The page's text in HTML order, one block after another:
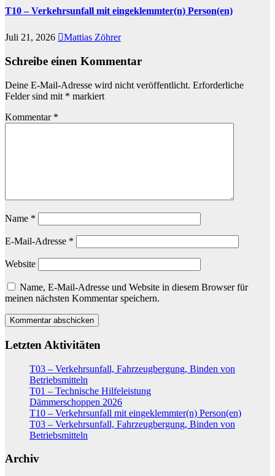
T10 – Verkehrsunfall mit eingeklemmter(n) Person(en)
Juli 21, 2026 Mattias Zöhrer
Schreibe einen Kommentar
Deine E-Mail-Adresse wird nicht veröffentlicht. Erforderliche
Felder sind mit * markiert
Kommentar *
Name *
E-Mail-Adresse *
Website
Name, E-Mail-Adresse und Website in diesem Browser für
meinen nächsten Kommentar speichern.
Letzten Aktivitäten
T03 – Verkehrsunfall, Fahrzeugbergung, Binden von
Betriebsmitteln
T01 – Technische Hilfeleistung
Dämmerschoppen 2026
T10 – Verkehrsunfall mit eingeklemmter(n) Person(en)
T03 – Verkehrsunfall, Fahrzeugbergung, Binden von
Betriebsmitteln
Archiv